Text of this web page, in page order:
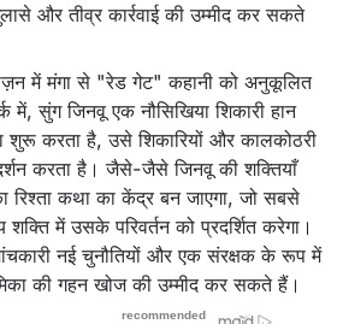
और तीव्र कार्रवाई की उम्मीद कर सकते
में मंगा से "रेड गेट" कहानी को अनुकूलित
सुंग जिनवू एक नौसिखिया शिकारी हान
शुरू करता है, उसे शिकारियों और कालकोठरी
करता है। जैसे-जैसे जिनवू की शक्तियाँ
कथा का केंद्र बन जाएगा, जो सबसे
में उसके परिवर्तन को प्रदर्शित करेगा।
नई चुनौतियों और एक संरक्षक के रूप में
की गहन खोज की उम्मीद कर सकते हैं।